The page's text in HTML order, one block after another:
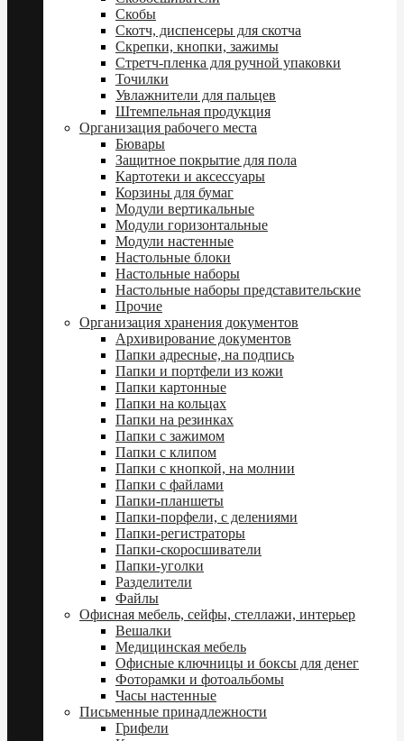
Скобы
Скотч, диспенсеры для скотча
Скрепки, кнопки, зажимы
Стретч-пленка для ручной упаковки
Точилки
Увлажнители для пальцев
Штемпельная продукция
Организация рабочего места
Бювары
Защитное покрытие для пола
Картотеки и аксессуары
Корзины для бумаг
Модули вертикальные
Модули горизонтальные
Модули настенные
Настольные блоки
Настольные наборы
Настольные наборы представительские
Прочие
Организация хранения документов
Архивирование документов
Папки адресные, на подпись
Папки и портфели из кожи
Папки картонные
Папки на кольцах
Папки на резинках
Папки с зажимом
Папки с клипом
Папки с кнопкой, на молнии
Папки с файлами
Папки-планшеты
Папки-порфели, с делениями
Папки-регистраторы
Папки-скоросшиватели
Папки-уголки
Разделители
Файлы
Офисная мебель, сейфы, стеллажи, интерьер
Вешалки
Медицинская мебель
Офисные ключницы и боксы для денег
Фоторамки и фотоальбомы
Часы настенные
Письменные принадлежности
Грифели